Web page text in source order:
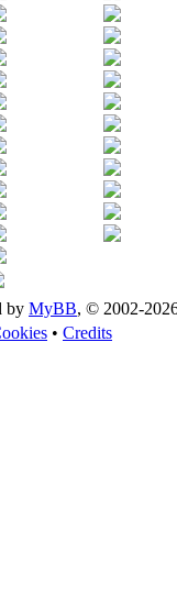
by MyBB, © 2002-
• Credits